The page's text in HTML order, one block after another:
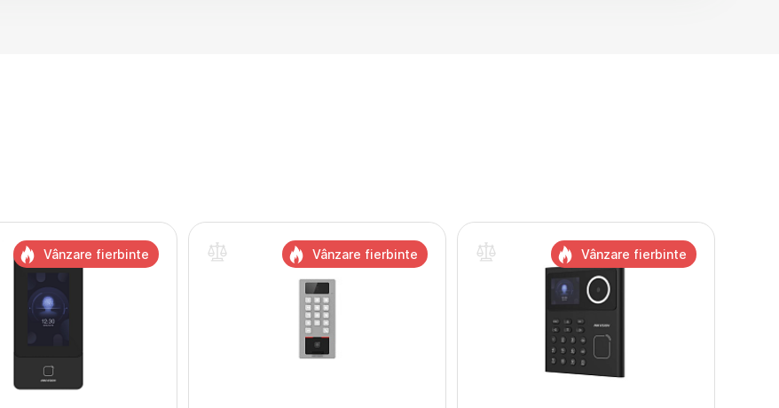
Vânzare fierbinte Vânzare fierbinte Vânzare fierbinte